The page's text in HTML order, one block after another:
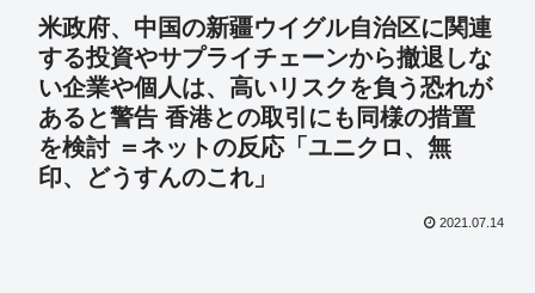
米政府、中国の新疆ウイグル自治区に関連
する投資やサプライチェーンから撤退しな
い企業や個人は、高いリスクを負う恐れが
あると警告 香港との取引にも同様の措置
を検討 ＝ネットの反応「ユニクロ、無
印、どうすんのこれ」
2021.07.14